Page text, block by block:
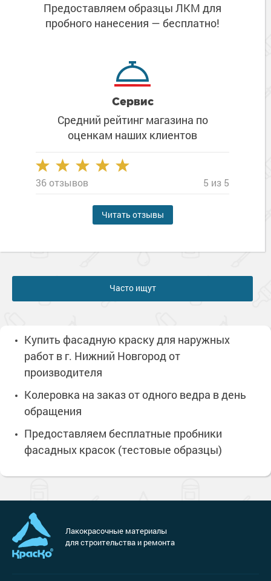
Предоставляем образцы ЛКМ для
пробного нанесения — бесплатно!
Сервис
Средний рейтинг магазина по
оценкам наших клиентов
36 отзывов 5 из 5
Читать отзывы
Часто ищут
Купить фасадную краску для наружных
работ в г. Нижний Новгород от
производителя
Колеровка на заказ от одного ведра в день
обращения
Предоставляем бесплатные пробники
фасадных красок (тестовые образцы)
Лакокрасочные материалы
для строительства и ремонта